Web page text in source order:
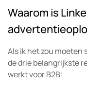
Waarom is
Als ik het zou moeten
de drie belangrijkste
werkt voor B2B: